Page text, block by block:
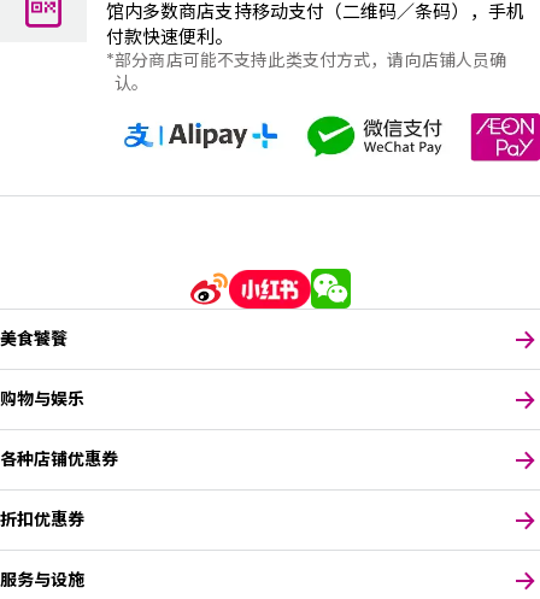
馆内多数商店支持移动支付（二维码／条码），手机
付款快速便利。
部分商店可能不支持此类支付方式，请向店铺人员确
认。
美食饕餮
购物与娱乐
各种店铺优惠券
折扣优惠券
服务与设施